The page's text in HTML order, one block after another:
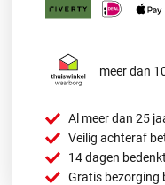
meer dan
Al meer dan 25
Veilig achteraf
14 dagen
Gratis bezorging